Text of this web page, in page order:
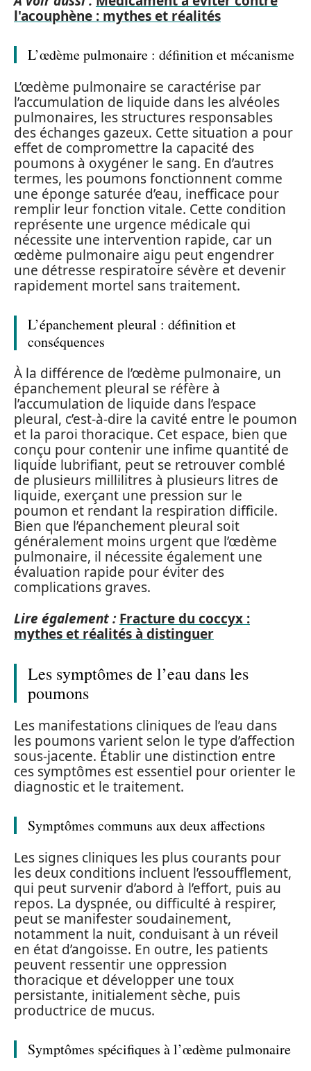
l'acouphène : mythes et réalités
L’œdème pulmonaire : définition et mécanisme
L’œdème pulmonaire se caractérise par
l’accumulation de liquide dans les alvéoles
pulmonaires, les structures responsables
des échanges gazeux. Cette situation a pour
effet de compromettre la capacité des
poumons à oxygéner le sang. En d’autres
termes, les poumons fonctionnent comme
une éponge saturée d’eau, inefficace pour
remplir leur fonction vitale. Cette condition
représente une urgence médicale qui
nécessite une intervention rapide, car un
œdème pulmonaire aigu peut engendrer
une détresse respiratoire sévère et devenir
rapidement mortel sans traitement.
L’épanchement pleural : définition et
conséquences
À la différence de l’œdème pulmonaire, un
épanchement pleural se réfère à
l’accumulation de liquide dans l’espace
pleural, c’est-à-dire la cavité entre le poumon
et la paroi thoracique. Cet espace, bien que
conçu pour contenir une infime quantité de
liquide lubrifiant, peut se retrouver comblé
de plusieurs millilitres à plusieurs litres de
liquide, exerçant une pression sur le
poumon et rendant la respiration difficile.
Bien que l’épanchement pleural soit
généralement moins urgent que l’œdème
pulmonaire, il nécessite également une
évaluation rapide pour éviter des
complications graves.
Lire également : Fracture du coccyx :
mythes et réalités à distinguer
Les symptômes de l’eau dans les
poumons
Les manifestations cliniques de l’eau dans
les poumons varient selon le type d’affection
sous-jacente. Établir une distinction entre
ces symptômes est essentiel pour orienter le
diagnostic et le traitement.
Symptômes communs aux deux affections
Les signes cliniques les plus courants pour
les deux conditions incluent l’essoufflement,
qui peut survenir d’abord à l’effort, puis au
repos. La dyspnée, ou difficulté à respirer,
peut se manifester soudainement,
notamment la nuit, conduisant à un réveil
en état d’angoisse. En outre, les patients
peuvent ressentir une oppression
thoracique et développer une toux
persistante, initialement sèche, puis
productrice de mucus.
Symptômes spécifiques à l’œdème pulmonaire